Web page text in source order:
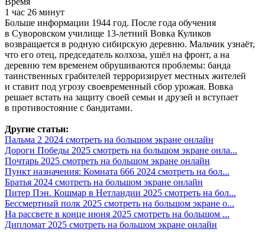
1 час 26 минут
Больше информации 1944 год. После года обучения
в Суворовском училище 13-летний Вовка Куликов
возвращается в родную сибирскую деревню. Мальчик узнаёт,
что его отец, председатель колхоза, ушёл на фронт, а на
деревню тем временем обрушиваются проблемы: банда
таинственных грабителей терроризирует местных жителей
и ставит под угрозу своевременный сбор урожая. Вовка
решает встать на защиту своей семьи и друзей и вступает
в противостояние с бандитами.
Другие статьи:
Пальма 2 2024 смотреть на большом экране онлайн
Дороги Победы 2025 смотреть на большом экране онла...
Почтарь 2025 смотреть на большом экране онлайн
Пункт назначения: Комната 666 2024 смотреть на бол...
Братья 2024 смотреть на большом экране онлайн
Питер Пэн. Кошмар в Нетландии 2025 смотреть на бол...
Бессмертный полк 2025 смотреть на большом экране о...
На рассвете в конце июня 2025 смотреть на большом ...
Дипломат 2025 смотреть на большом экране онлайн